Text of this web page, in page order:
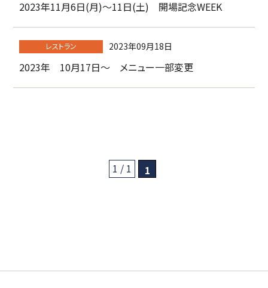
2023年11月6日(月)～11日(土) 開場記念WEEK
レストラン 2023年09月18日
2023年 10月17日～ メニュー一部変更
1 / 1 1